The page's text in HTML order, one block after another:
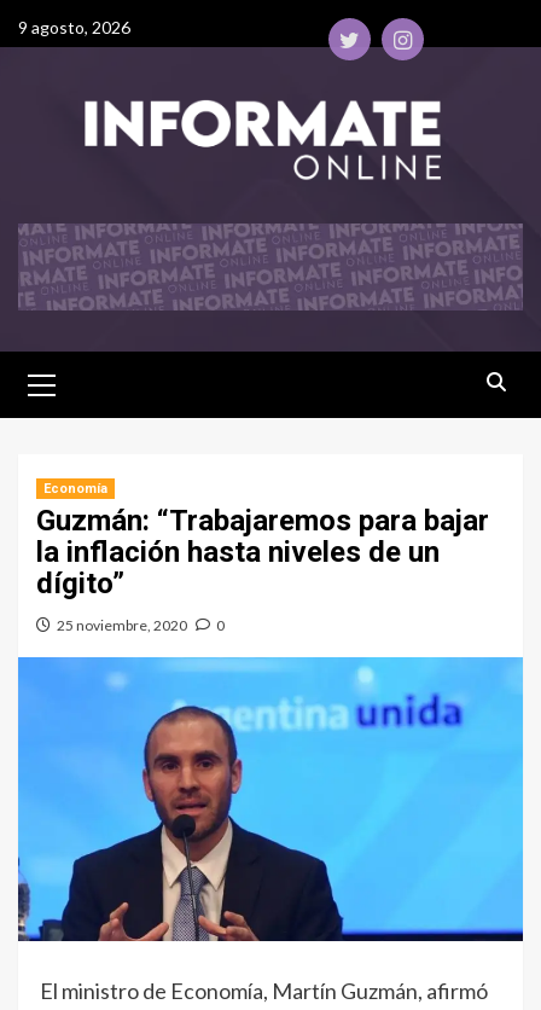
9 agosto, 2026
Economía
Guzmán: “Trabajaremos para bajar
la inflación hasta niveles de un
dígito”
25 noviembre, 2020 0
El ministro de Economía, Martín Guzmán, afirmó